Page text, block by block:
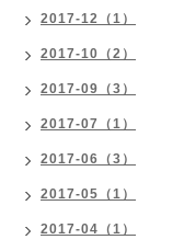
2017-12（1）
2017-10（2）
2017-09（3）
2017-07（1）
2017-06（3）
2017-05（1）
2017-04（1）